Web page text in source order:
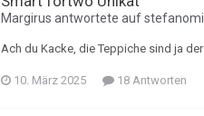
Margirus antwortete auf
Ach du Kacke, die Teppiche sind ja der
10. März 2025 18 Antworten